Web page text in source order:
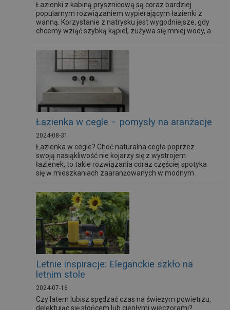
Łazienki z kabiną prysznicową są coraz bardziej
popularnym rozwiązaniem wypierającym łazienki z
wanną. Korzystanie z natrysku jest wygodniejsze, gdy
chcemy wziąć szybką kąpiel, zużywa się mniej wody, a
Łazienka w cegle – pomysły na aranżacje
2024-08-31
Łazienka w cegle? Choć naturalna cegła poprzez
swoją nasiąkliwość nie kojarzy się z wystrojem
łazienek, to takie rozwiązania coraz częściej spotyka
się w mieszkaniach zaaranżowanych w modnym
Wielbiciele formatu cegły mają do dyspozycji płytki o
tym kształcie.
Letnie inspiracje: Eleganckie szkło na
letnim stole
2024-07-16
Czy latem lubisz spędzać czas na świeżym powietrzu,
delektując się słońcem lub ciepłymi wieczorami?